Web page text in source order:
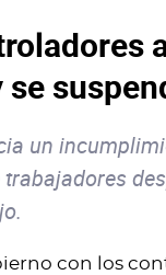
un
con los